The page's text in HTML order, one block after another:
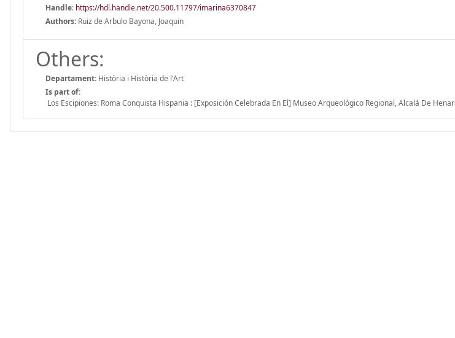
Handle: https://hdl.handle.net/20.500.11797/imarina6370847
Authors: Ruiz de Arbulo Bayona, Joaquin
Others:
Departament: Història i Història de l'Art
Is part of:
Los Escipiones: Roma Conquista Hispania : [Exposición Celebrada En El] Museo Arqueológico Regional, Alcalá De